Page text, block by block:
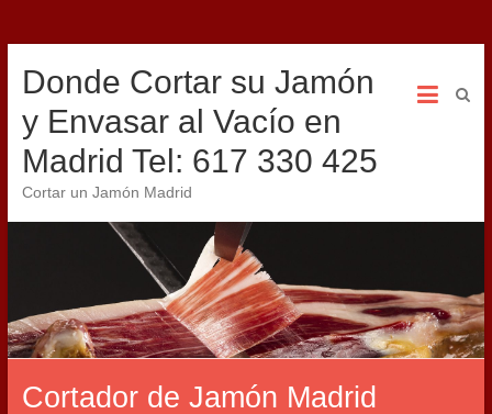
Donde Cortar su Jamón
y Envasar al Vacío en
Madrid Tel: 617 330 425
Cortar un Jamón Madrid
Cortador de Jamón Madrid